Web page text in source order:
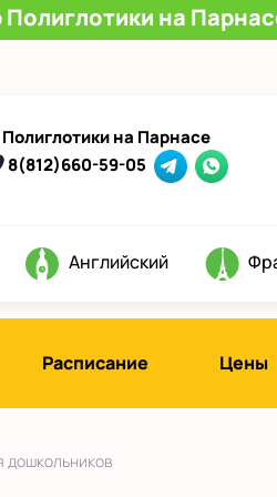
на
Полиглотики на Парнасе
8(812)660-59-05
Английский
Расписание Цены